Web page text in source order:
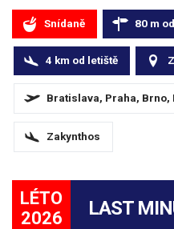
Snídaně 80 m
4 km od letiště
Bratislava, Praha, Brno,
Zakynthos
LÉTO
2026
LAST